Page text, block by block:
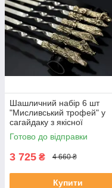
Шашличний набір 6 шт
"Мисливський трофей" у
сагайдаку з якісної
натуральної шкіри
Готово до відправки
3 725 ₴ 4 660 ₴
Купити